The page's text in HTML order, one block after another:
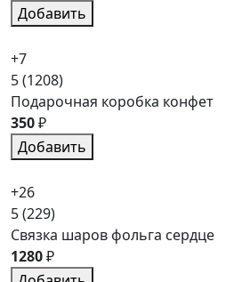
Добавить
+7
5(1208)
Подарочная коробка конфет
350₽
Добавить
+26
5(229)
Связка шаров фольга сердце
1280₽